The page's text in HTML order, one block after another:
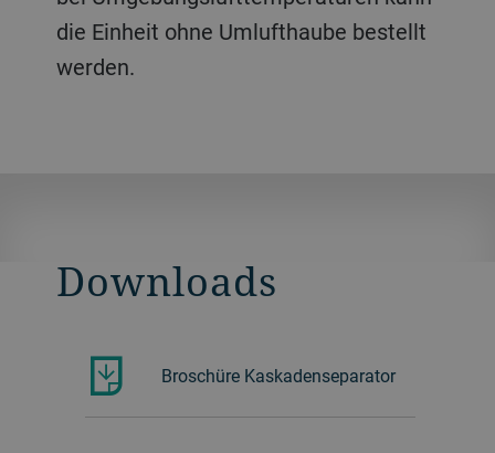
die Einheit ohne Umlufthaube bestellt
werden.
Downloads
Broschüre Kaskadenseparator